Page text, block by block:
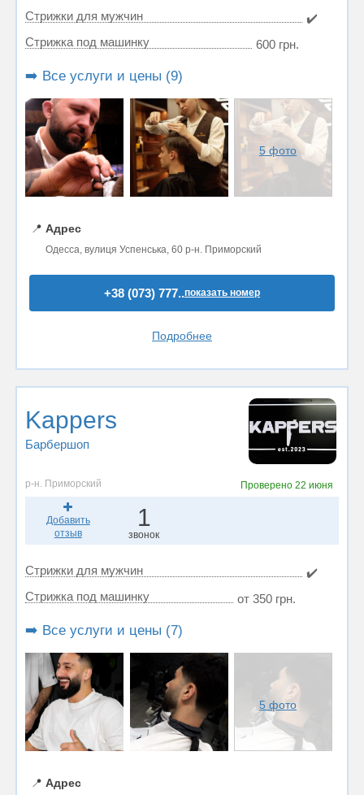
Стрижки для мужчин
✔️
Стрижка под машинку
600 грн.
➡️ Все услуги и цены (9)
5 фото
📍 Адрес
Одесса, вулиця Успенська, 60 р-н. Приморский
+38 (073) 777..показать номер
Подробнее
Kappers
Барбершоп
р-н. Приморский Проверено 22 июня
Добавить
отзыв
1
звонок
Стрижки для мужчин
✔️
Стрижка под машинку
от 350 грн.
➡️ Все услуги и цены (7)
5 фото
📍 Адрес